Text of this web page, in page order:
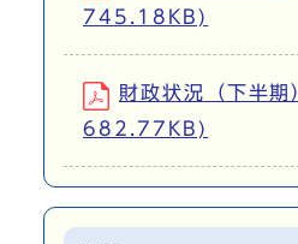
745.18KB)
財政状況（下半
682.77KB)